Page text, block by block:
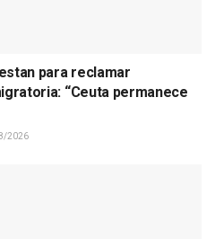
para reclamar
“Ceuta permanece
2026